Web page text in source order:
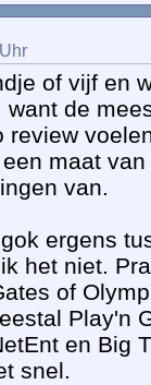
of vijf en
de
maat
van.
ergens
het niet.
of
Play'n
en Big
snel.